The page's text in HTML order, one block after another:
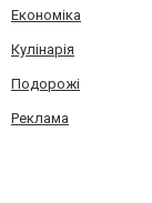
Економіка
Кулінарія
Подорожі
Реклама